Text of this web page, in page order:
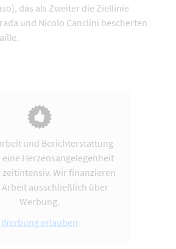
das als Zweiter die Ziellinie
und Nicolo Canclini bescherten
und Berichterstattung
eine Herzensangelegenheit
zeitintensiv. Wir finanzieren
Arbeit ausschließlich über
Werbung.
Werbung erlauben